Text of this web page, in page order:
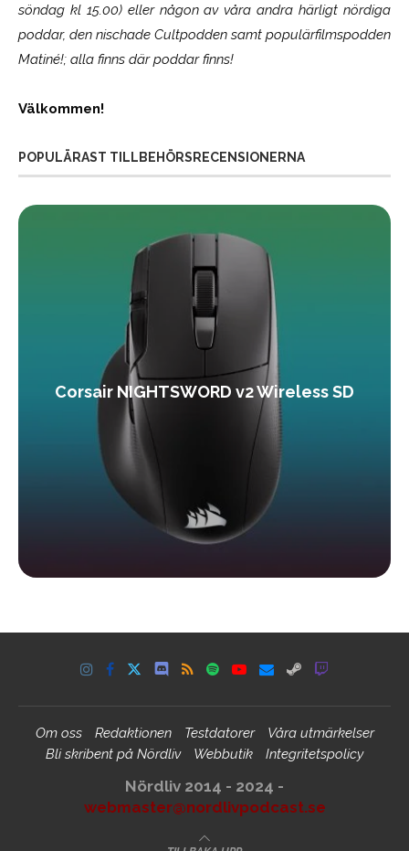
söndag kl 15.00) eller någon av våra andra härligt nördiga
poddar, den nischade Cultpodden samt populärfilmspodden
Matiné!; alla finns där poddar finns!
Välkommen!
POPULÄRAST TILLBEHÖRSRECENSIONERNA
Corsair NIGHTSWORD v2 Wireless SD
Om oss Redaktionen Testdatorer
Våra utmärkelser
Bli skribent på Nördliv
Webbutik Integritetspolicy
Nördliv 2014 - 2024 -
webmaster@nordlivpodcast.se